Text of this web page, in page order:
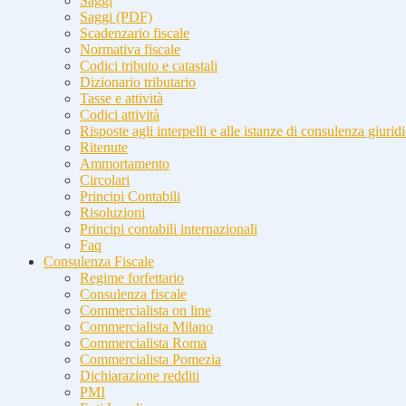
Saggi (PDF)
Scadenzario fiscale
Normativa fiscale
Codici tributo e catastali
Dizionario tributario
Tasse e attività
Codici attività
Risposte agli interpelli e alle istanze di consulenza
Ritenute
Ammortamento
Circolari
Principi Contabili
Risoluzioni
Principi contabili internazionali
Faq
Consulenza Fiscale
Regime forfettario
Consulenza fiscale
Commercialista on line
Commercialista Milano
Commercialista Roma
Commercialista Pomezia
Dichiarazione redditi
PMI